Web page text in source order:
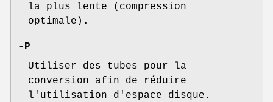
la plus lente (compression
optimale).
-P
Utiliser des tubes pour la
conversion afin de réduire
l'utilisation d'espace disque.